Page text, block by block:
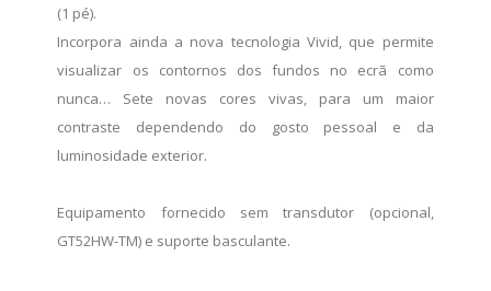
(1 pé).
Incorpora ainda a nova tecnologia Vivid, que permite
visualizar os contornos dos fundos no ecrã como
nunca… Sete novas cores vivas, para um maior
contraste dependendo do gosto pessoal e da
luminosidade exterior.
Equipamento fornecido sem transdutor (opcional,
GT52HW-TM) e suporte basculante.